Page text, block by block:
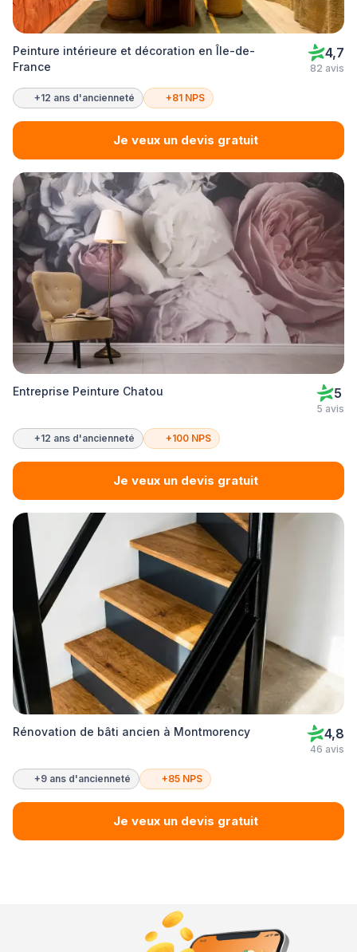
Peinture intérieure et décoration en Île-de-
France
4,7
82 avis
+12 ans d'ancienneté +81 NPS
Je veux un devis gratuit
Entreprise Peinture Chatou 5
5 avis
+12 ans d'ancienneté +100 NPS
Je veux un devis gratuit
Rénovation de bâti ancien à Montmorency 4,8
46 avis
+9 ans d'ancienneté +85 NPS
Je veux un devis gratuit